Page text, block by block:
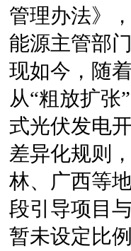
管理办法》
能源主管部
现如今，随
从“粗放扩张
式光伏发电
差异化规则
林、广西等
段引导项目
暂未设定比